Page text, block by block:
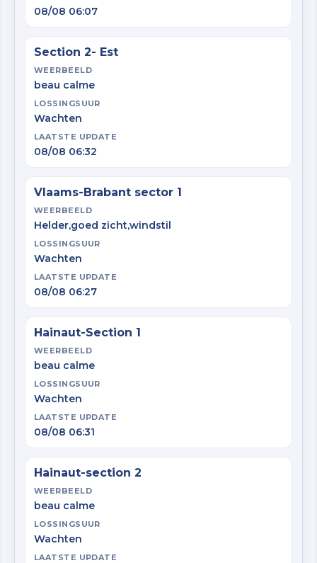
08/08 06:07
Section 2- Est
WEERBEELD
beau calme
LOSSINGSUUR
Wachten
LAATSTE UPDATE
08/08 06:32
Vlaams-Brabant sector 1
WEERBEELD
Helder,goed zicht,windstil
LOSSINGSUUR
Wachten
LAATSTE UPDATE
08/08 06:27
Hainaut-Section 1
WEERBEELD
beau calme
LOSSINGSUUR
Wachten
LAATSTE UPDATE
08/08 06:31
Hainaut-section 2
WEERBEELD
beau calme
LOSSINGSUUR
Wachten
LAATSTE UPDATE